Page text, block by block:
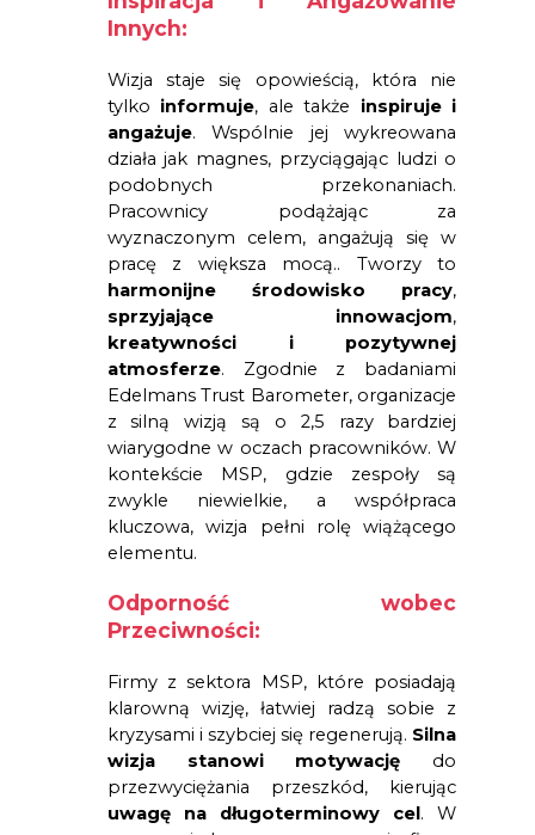
Innych:
Wizja staje się opowieścią, która nie
tylko informuje, ale także inspiruje i
angażuje. Wspólnie jej wykreowana
działa jak magnes, przyciągając ludzi o
podobnych przekonaniach.
Pracownicy podążając za
wyznaczonym celem, angażują się w
harmonijne środowisko pracy
sprzyjające innowacjom
kreatywności i pozytywnej
atmosferze. Zgodnie z badaniami
Edelmans Trust Barometer, organizacje
z silną wizją są o 2,5 razy bardziej
wiarygodne w oczach pracowników. W
kontekście MSP, gdzie zespoły są
zwykle niewielkie, a współpraca
kluczowa, wizja pełni rolę wiążącego
elementu.
Odporność wobec
Przeciwności:
Firmy z sektora MSP, które posiadają
klarowną wizję, łatwiej radzą sobie z
kryzysami i szybciej się regenerują. Silna
wizja stanowi motywację do
uwagę na długoterminowy cel. W